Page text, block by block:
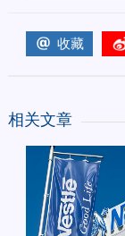
收藏
相关文章